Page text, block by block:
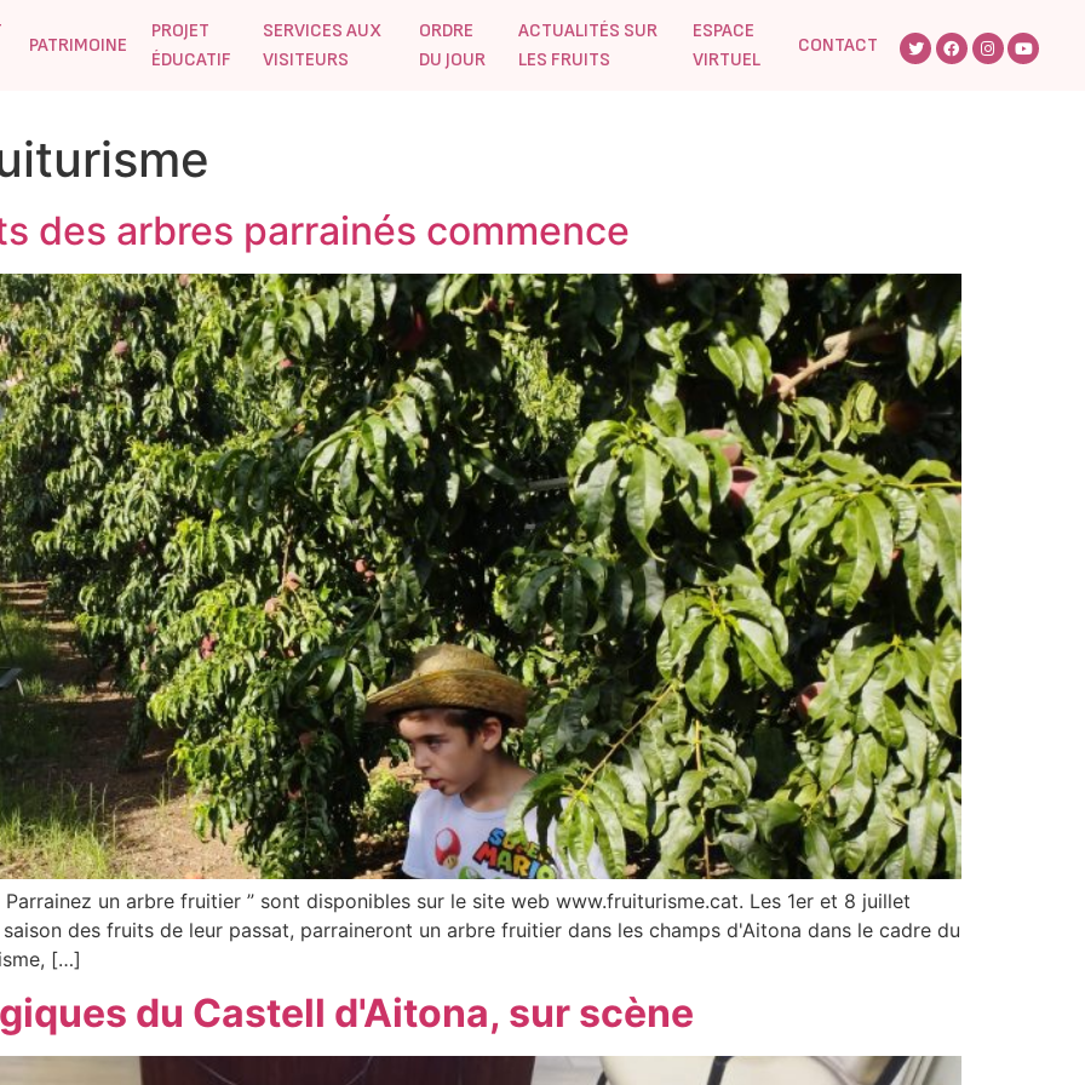
PATRIMOINE
PROJET
ÉDUCATIF
SERVICES AUX
VISITEURS
ORDRE
DU JOUR
ACTUALITÉS SUR
LES FRUITS
ESPACE
VIRTUEL
CONTACT
des arbres parrainés commence
un arbre fruitier ” sont disponibles sur le site web www.fruiturisme.cat. Les 1er et 8 juillet
des fruits de leur passat, parraineront un arbre fruitier dans les champs d'Aitona dans le cadre du
[…]
du Castell d'Aitona, sur scène